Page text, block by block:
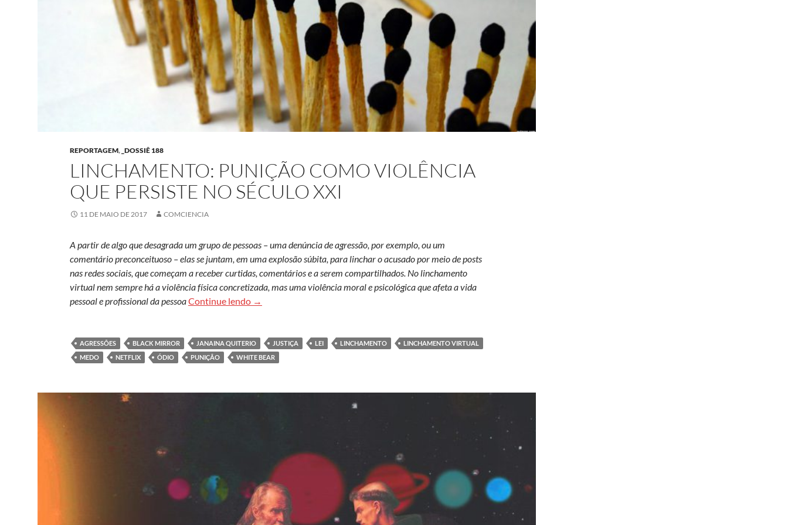
REPORTAGEM, _DOSSIÊ 188
LINCHAMENTO: PUNIÇÃO COMO VIOLÊNCIA
QUE PERSISTE NO SÉCULO XXI
11 DE MAIO DE 2017 COMCIENCIA
A partir de algo que desagrada um grupo de pessoas – uma denúncia de agressão, por exemplo, ou um
comentário preconceituoso – elas se juntam, em uma explosão súbita, para linchar o acusado por meio de posts
nas redes sociais, que começam a receber curtidas, comentários e a serem compartilhados. No linchamento
virtual nem sempre há a violência física concretizada, mas uma violência moral e psicológica que afeta a vida
pessoal e profissional da pessoaContinue lendo Linchamento: punição como violência que persiste no século XXI
→
AGRESSÕES BLACK MIRROR JANAINA QUITERIO JUSTIÇA LEI LINCHAMENTO
LINCHAMENTO VIRTUAL
MEDO
NETFLIX ÓDIO PUNIÇÃO WHITE BEAR